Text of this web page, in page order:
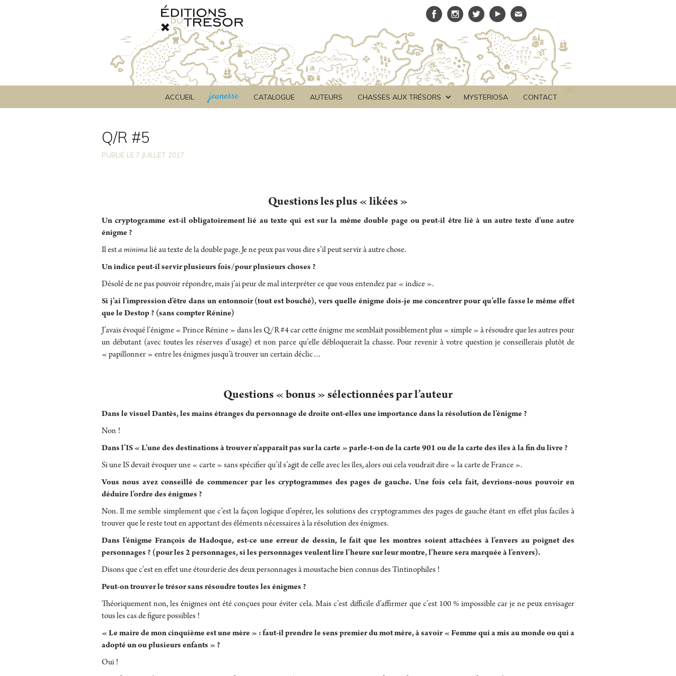
( 0 )
CONTACT
MYSTERIOSA
CHASSES AUX TRÉSORS
AUTEURS
CATALOGUE
jeunesse
ACCUEIL
Q/R #5
PUBLIÉ LE 7 JUILLET 2017
Questions les plus « likées »
Un cryptogramme est-il obligatoirement lié au texte qui est sur la même double page ou peut-il être lié à un autre texte d'une autre
énigme ?
Il esta minima lié au texte de la double page. Je ne peux pas vous dire s’il peut servir à autre chose.
Un indice peut-il servir plusieurs fois/pour plusieurs choses ?
Désolé de ne pas pouvoir répondre, mais j’ai peur de mal interpréter ce que vous entendez par « indice ».
Si j’ai l'impression d'être dans un entonnoir (tout est bouché), vers quelle énigme dois-je me concentrer pour qu’elle fasse le même effet
que le Destop ? (sans compter Rénine)
J’avais évoqué l’énigme « Prince Rénine » dans les Q/R #4 car cette énigme me semblait possiblement plus « simple » à résoudre que les autres pour
un débutant (avec toutes les réserves d’usage) et non parce qu’elle débloquerait la chasse. Pour revenir à votre question je conseillerais plutôt de
« papillonner » entre les énigmes jusqu’à trouver un certain déclic…
Questions « bonus » sélectionnées par l’auteur
Dans le visuel Dantès, les mains étranges du personnage de droite ont-elles une importance dans la résolution de l'énigme ?
Non !
Dans l’IS « L'une des destinations à trouver n'apparaît pas sur la carte » parle-t-on de la carte 901 ou de la carte des îles à la fin du livre ?
Si une IS devait évoquer une « carte » sans spécifier qu’il s’agit de celle avec les îles, alors oui cela voudrait dire « la carte de France ».
Vous nous avez conseillé de commencer par les cryptogrammes des pages de gauche. Une fois cela fait, devrions-nous pouvoir en
déduire l'ordre des énigmes ?
Non. Il me semble simplement que c’est la façon logique d’opérer, les solutions des cryptogrammes des pages de gauche étant en effet plus faciles à
trouver que le reste tout en apportant des éléments nécessaires à la résolution des énigmes.
Dans l'énigme François de Hadoque, est-ce une erreur de dessin, le fait que les montres soient attachées à l'envers au poignet des
personnages ? (pour les 2 personnages, si les personnages veulent lire l'heure sur leur montre, l'heure sera marquée à l'envers).
Disons que c’est en effet une étourderie des deux personnages à moustache bien connus des Tintinophiles !
Peut-on trouver le trésor sans résoudre toutes les énigmes ?
Théoriquement non, les énigmes ont été conçues pour éviter cela. Mais c’est difficile d’affirmer que c’est 100 % impossible car je ne peux envisager
tous les cas de figure possibles !
« Le maire de mon cinquième est une mère » : faut-il prendre le sens premier du mot mère, à savoir « Femme qui a mis au monde ou qui a
adopté un ou plusieurs enfants » ?
Oui !